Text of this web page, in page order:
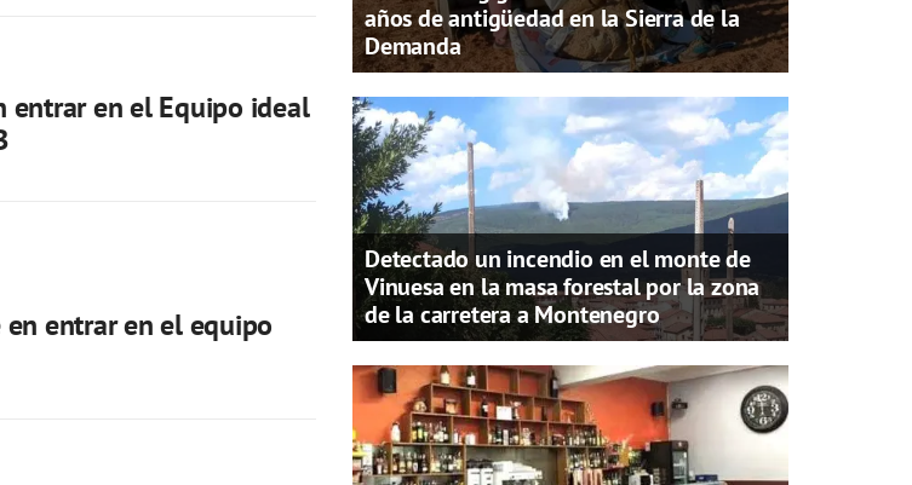
entrar en el Equipo ideal
entrar en el equipo
años de antigüedad en la Sierra de la
Demanda
Detectado un incendio en el monte de
Vinuesa en la masa forestal por la zona
de la carretera a Montenegro